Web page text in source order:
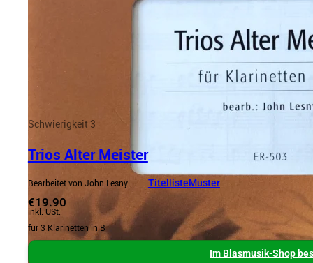
Schwierigkeit 3
Trios Alter Meister
Bearbeitet von John Lesny TitellisteMuster
€19.90
inkl. USt.
für 3 Klarinetten in B
Im Blasmusik-Shop